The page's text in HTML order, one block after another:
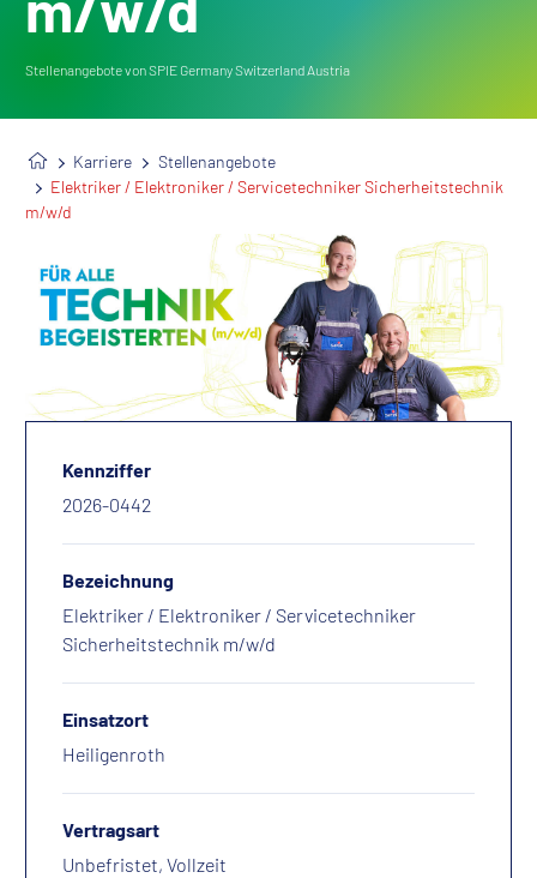
Stellenangebote von SPIE Germany Switzerland Austria
Karriere
Stellenangebote
Elektriker / Elektroniker / Servicetechniker Sicherheitstechnik
m/w/d
Kennziffer
2026-0442
Bezeichnung
Elektriker / Elektroniker / Servicetechniker
Sicherheitstechnik m/w/d
Einsatzort
Heiligenroth
Vertragsart
Unbefristet, Vollzeit